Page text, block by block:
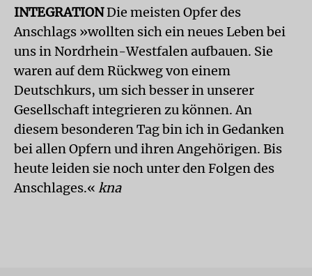
INTEGRATIONDie meisten Opfer des
Anschlags »wollten sich ein neues Leben bei
uns in Nordrhein-Westfalen aufbauen. Sie
waren auf dem Rückweg von einem
Deutschkurs, um sich besser in unserer
Gesellschaft integrieren zu können. An
diesem besonderen Tag bin ich in Gedanken
bei allen Opfern und ihren Angehörigen. Bis
heute leiden sie noch unter den Folgen des
Anschlages.« kna